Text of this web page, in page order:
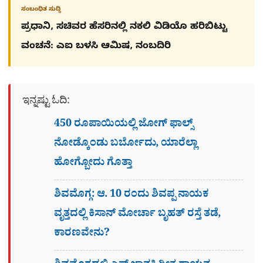
ಸಂಬಂಧಿತ ಸುದ್ದಿ
ಪ್ರಧಾನಿ, ಸಚಿವರ ಹೆಸರಿನಲ್ಲಿ ನಕಲಿ ವಿಡಿಯೊ ಹರಿಬಿಟ್ಟು
ವಂಚನೆ: ಎಐ ಬಳಸಿ ಆಮಿಷ, ನಂಬದಿರಿ
ಇನ್ನಷ್ಟು ಓದಿ:
450 ರೂಪಾಯಿಯಲ್ಲಿ ಜೋಗ್​ ಫಾಲ್ಸ್​
ನೋಡ್ಕೊಂಡು ಬರ್ಬೋದು, ಯಾರೆಲ್ಲಾ
ಹೋಗ್ಬೋದು ಗೊತ್ತಾ
ಶಿವಮೊಗ್ಗ: ಆ. 10 ರಂದು ಶಿವಪ್ಪ ನಾಯಕ
ವೃತ್ತದಲ್ಲಿ ಕಿಸಾನ್ ಮೋರ್ಚಾ ಬೃಹತ್ ರಸ್ತೆ ತಡೆ,
ಕಾರಣವೇನು?